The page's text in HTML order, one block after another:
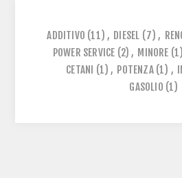
ADDITIVO (11) , DIESEL (7) ,
POWER SERVICE (2) , MINORE (1)
CETANI
(1) , POTENZA (1) ,
GASOLIO (1)